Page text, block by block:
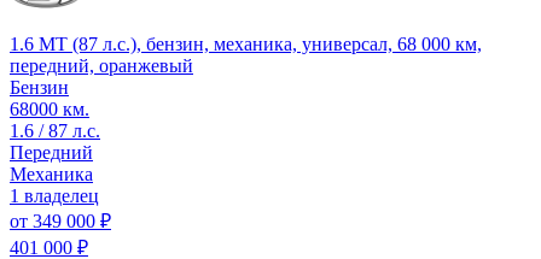
1.6 MT (87 л.с.), бензин, механика, универсал, 68 000 км,
передний, оранжевый
Бензин
68000 км.
1.6 / 87 л.с.
Передний
Механика
1 владелец
от 349 000 ₽
401 000 ₽